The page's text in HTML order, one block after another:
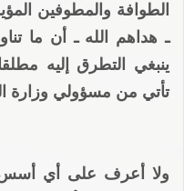
الطوافة والمطوفين
ـ هداهم الله ـ أن ما
ينبغي التطرق إليه
تأتي من مسؤولي وزارة
ولا أعرف على أي أسس